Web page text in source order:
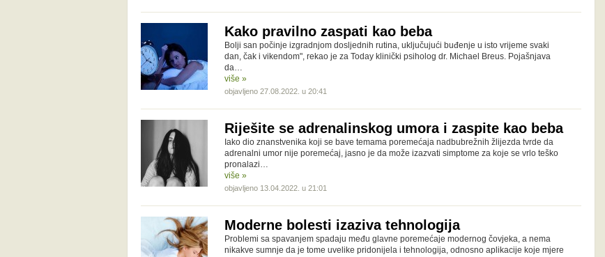
Kako pravilno zaspati kao beba
Bolji san počinje izgradnjom dosljednih rutina, uključujući buđenje u isto vrijeme svaki
dan, čak i vikendom", rekao je za Today klinički psiholog dr. Michael Breus. Pojašnjava
da…
više »
objavljeno 27.08.2022. u 20:41
Riješite se adrenalinskog umora i zaspite kao beba
Iako dio znanstvenika koji se bave temama poremećaja nadbubrežnih žlijezda tvrde da
adrenalni umor nije poremećaj, jasno je da može izazvati simptome za koje se vrlo teško
pronalazi…
više »
objavljeno 13.04.2022. u 21:01
Moderne bolesti izaziva tehnologija
Problemi sa spavanjem spadaju među glavne poremećaje modernog čovjeka, a nema
nikakve sumnje da je tome uvelike pridonijela i tehnologija, odnosno aplikacije koje mjere